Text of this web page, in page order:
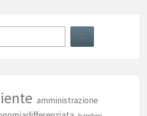
amministrazione